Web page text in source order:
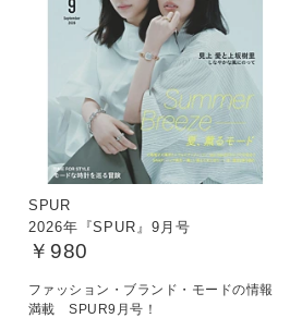
SPUR
2026年『SPUR』9月号
￥980
ファッション・ブランド・モードの情報
満載 SPUR9月号！